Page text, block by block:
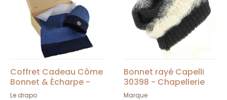
Coffret Cadeau Côme
Bonnet & Ècharpe -
LeDrapo
Le drapo
Bonnet rayé Capelli
30398 - Chapellerie
TRACLET
Marque